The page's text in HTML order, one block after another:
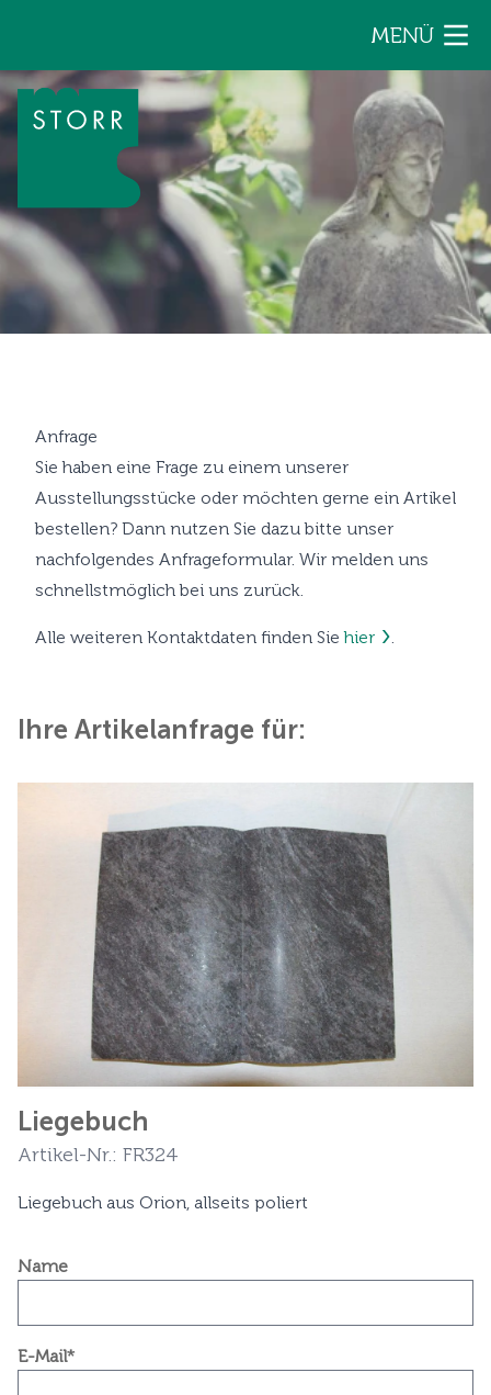
MENÜ
Anfrage
Sie haben eine Frage zu einem unserer
Ausstellungsstücke oder möchten gerne ein Artikel
bestellen? Dann nutzen Sie dazu bitte unser
nachfolgendes Anfrageformular. Wir melden uns
schnellstmöglich bei uns zurück.
Alle weiteren Kontaktdaten finden Siehier .
Ihre Artikelanfrage für:
Liegebuch
Artikel-Nr.: FR324
Liegebuch aus Orion, allseits poliert
Name
E-Mail*